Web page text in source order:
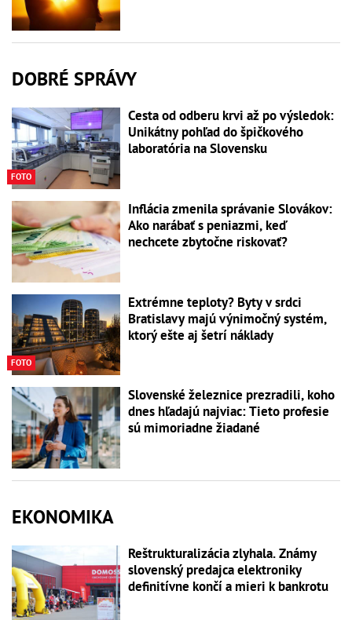
DOBRÉ SPRÁVY
FOTO
Cesta od odberu krvi až po výsledok:
Unikátny pohľad do špičkového
laboratória na Slovensku
Inflácia zmenila správanie Slovákov:
Ako narábať s peniazmi, keď
nechcete zbytočne riskovať?
FOTO
Extrémne teploty? Byty v srdci
Bratislavy majú výnimočný systém,
ktorý ešte aj šetrí náklady
Slovenské železnice prezradili, koho
dnes hľadajú najviac: Tieto profesie
sú mimoriadne žiadané
EKONOMIKA
Reštrukturalizácia zlyhala. Známy
slovenský predajca elektroniky
definitívne končí a mieri k bankrotu